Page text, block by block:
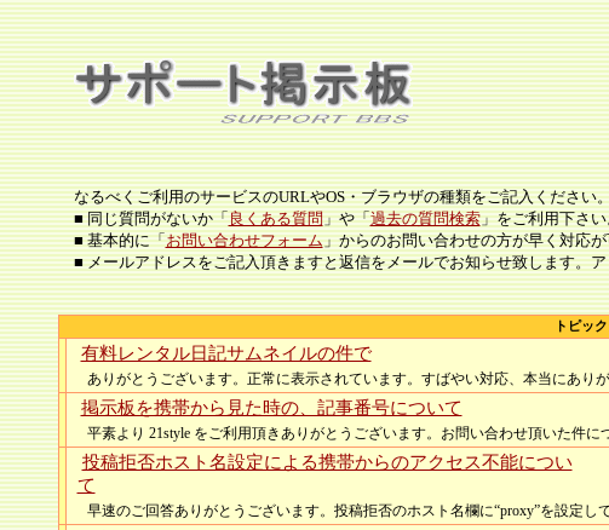
なるべくご利用のサービスのURLやOS・ブラウザの種類をご記入ください
■ 同じ質問がないか「良くある質問」や「過去の質問検索」をご利用下さい
■ 基本的に「お問い合わせフォーム」からのお問い合わせの方が早く対応
■ メールアドレスをご記入頂きますと返信をメールでお知らせ致します。
トピッ
有料レンタル日記サムネイルの件で
ありがとうございます。正常に表示されています。すばやい対応、本当にあり
掲示板を携帯から見た時の、記事番号について
平素より 21style をご利用頂きありがとうございます。お問い合わせ頂いた件に
投稿拒否ホスト名設定による携帯からのアクセス不能につい
て
早速のご回答ありがとうございます。投稿拒否のホスト名欄に“proxy”を設定し